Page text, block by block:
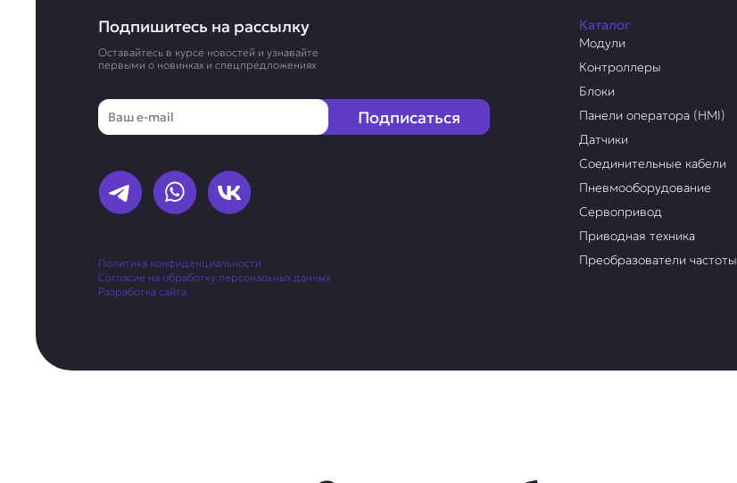
Подпишитесь на рассылку
Оставайтесь в курсе новостей и узнавайте
первыми о новинках и спецпредложениях
Email
Подписаться
Политика конфиденциальности
Согласие на обработку персональных данных
Разработка сайта
Каталог
Модули
Контроллеры
Блоки
Панели оператора (HMI)
Датчики
Соединительные кабели
Пневмооборудование
Сервопривод
Приводная техника
Преобразователи частоты